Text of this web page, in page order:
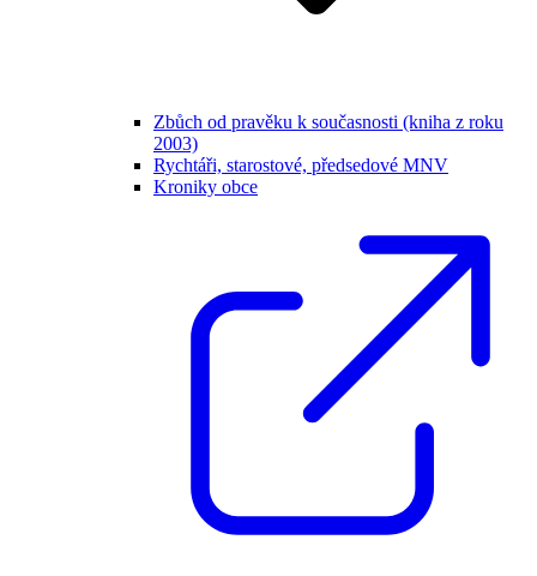
Zbůch od pravěku k současnosti (kniha z roku
2003)
Rychtáři, starostové, předsedové MNV
Kroniky obce